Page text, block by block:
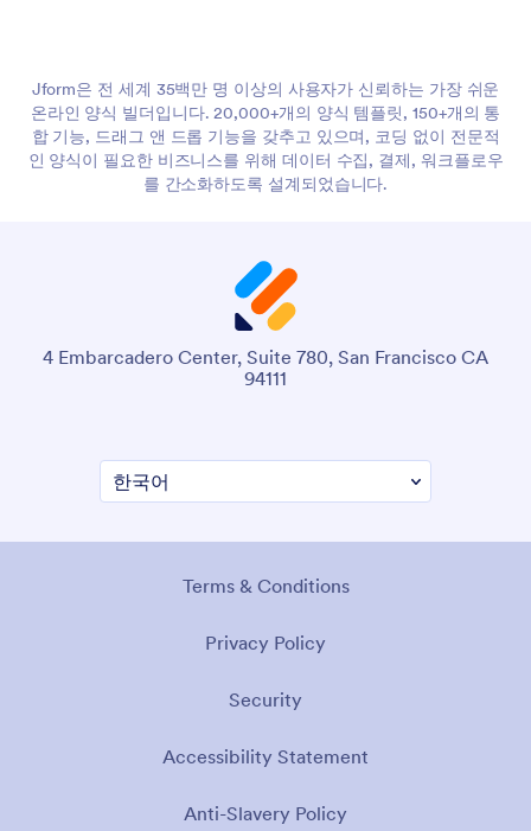
Jform은 전 세계 35백만 명 이상의 사용자가 신뢰하는 가장 쉬운
온라인 양식 빌더입니다. 20,000+개의 양식 템플릿, 150+개의 통
합 기능, 드래그 앤 드롭 기능을 갖추고 있으며, 코딩 없이 전문적
인 양식이 필요한 비즈니스를 위해 데이터 수집, 결제, 워크플로우
를 간소화하도록 설계되었습니다.
4 Embarcadero Center, Suite 780, San Francisco CA
94111
Terms & Conditions
Privacy Policy
Security
Accessibility Statement
Anti-Slavery Policy